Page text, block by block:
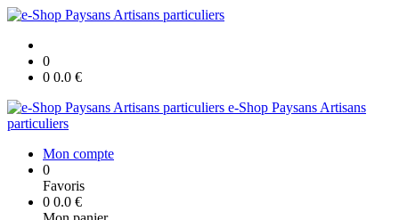
0
0 0.0 €
e-Shop Paysans Artisans
particuliers
Mon compte
0
Favoris
0 0.0 €